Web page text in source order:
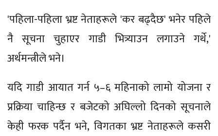
'पहिला-पहिला भ्रष्ट नेताहरूले 'कर बढ्दैछ' भनेर पहिले
नै सूचना चुहाएर गाडी भित्र्याउन लगाउने गर्थे,'
अर्थमन्त्रीले भने।
यदि गाडी आयात गर्न ५–६ महिनाको लामो योजना र
प्रक्रिया चाहिन्छ र बजेटको अघिल्लो दिनको सूचनाले
केही फरक पर्दैन भने, विगतका भ्रष्ट नेताहरूले कसरी